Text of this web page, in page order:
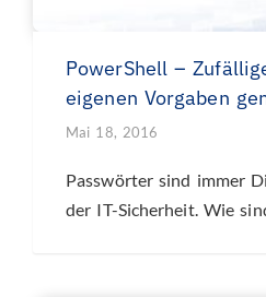
PowerShell –
eigenen Vorgaben
Mai 18, 2016
Passwörter sind immer
der IT-Sicherheit. Wie